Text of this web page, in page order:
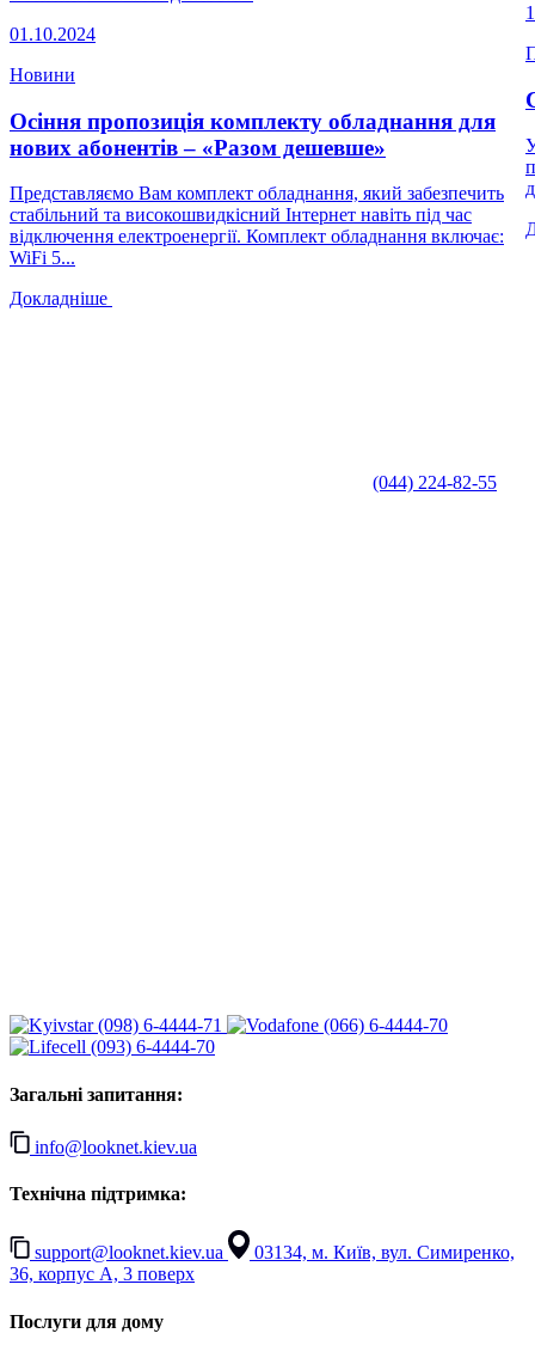
01.10.2024
Новини
Осіння пропозиція комплекту обладнання для
нових абонентів – «Разом дешевше»
Представляємо Вам комплект обладнання, який забезпечить
стабільний та високошвидкісний Інтернет навіть під час
відключення електроенергії. Комплект обладнання включає:
WiFi 5...
Докладніше
(044) 224-82-55
(098) 6-4444-71
(066) 6-4444-70
(093) 6-4444-70
Загальні запитання:
info@looknet.kiev.ua
Технічна підтримка:
support@looknet.kiev.ua
03134, м. Київ, вул. Симиренко,
36, корпус А, 3 поверх
Послуги для дому